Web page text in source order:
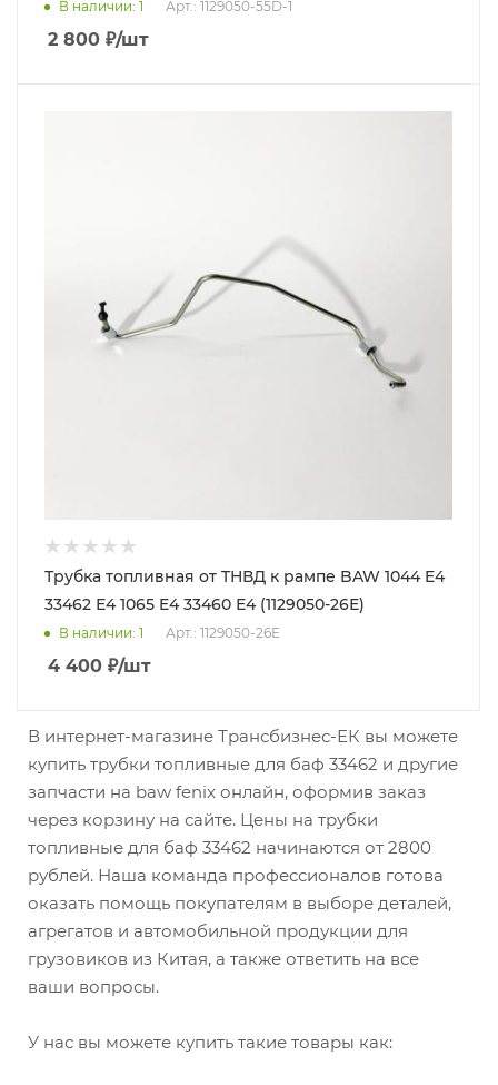
В наличии: 1 Арт.: 1129050-55D-1
2 800 ₽/шт
Трубка топливная от TНВД к рампе BAW 1044 E4
33462 Е4 1065 E4 33460 Е4 (1129050-26Е)
В наличии: 1 Арт.: 1129050-26Е
4 400 ₽/шт
В интернет-магазине Трансбизнес-ЕК вы можете
купить трубки топливные для баф 33462 и другие
запчасти на baw fenix онлайн, оформив заказ
через корзину на сайте. Цены на трубки
топливные для баф 33462 начинаются от 2800
рублей. Наша команда профессионалов готова
оказать помощь покупателям в выборе деталей,
агрегатов и автомобильной продукции для
грузовиков из Китая, а также ответить на все
ваши вопросы.
У нас вы можете купить такие товары как: